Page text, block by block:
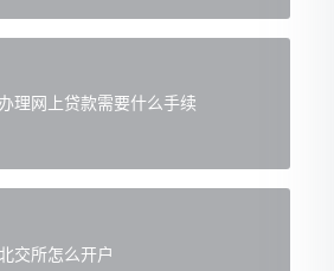
办理网上贷款需要什么手续
北交所怎么开户